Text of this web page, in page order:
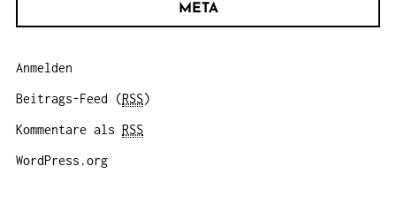
META
Anmelden
Beitrags-Feed (RSS)
Kommentare als RSS
WordPress.org